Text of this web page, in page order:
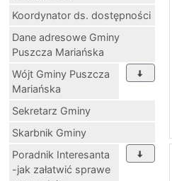
Koordynator ds. dostępności
Dane adresowe Gminy
Puszcza Mariańska
Wójt Gminy Puszcza
Mariańska
Sekretarz Gminy
Skarbnik Gminy
Poradnik Interesanta
-jak załatwić sprawe